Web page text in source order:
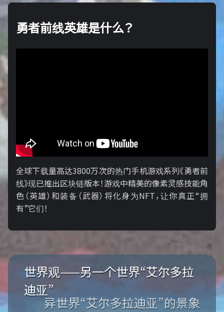
勇者前线英雄是什么？
全球下载量高达3800万次的热门手机游戏系列《勇者前
线》现已推出区块链版本！游戏中精美的像素灵感技能角
色（英雄）和装备（武器）将化身为NFT，让你真正“拥
有”它们！
世界观——另一个世界“艾尔多拉
迪亚”
异世界“艾尔多拉迪亚”的景象